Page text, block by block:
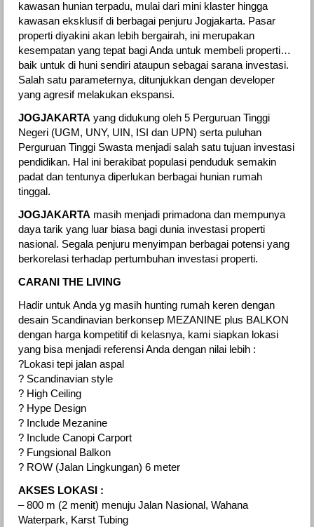
kawasan hunian terpadu, mulai dari mini klaster hingga
kawasan eksklusif di berbagai penjuru Jogjakarta. Pasar
properti diyakini akan lebih bergairah, ini merupakan
kesempatan yang tepat bagi Anda untuk membeli properti…
baik untuk di huni sendiri ataupun sebagai sarana investasi.
Salah satu parameternya, ditunjukkan dengan developer
yang agresif melakukan ekspansi.
JOGJAKARTA yang didukung oleh 5 Perguruan Tinggi
Negeri (UGM, UNY, UIN, ISI dan UPN) serta puluhan
Perguruan Tinggi Swasta menjadi salah satu tujuan investasi
pendidikan. Hal ini berakibat populasi penduduk semakin
padat dan tentunya diperlukan berbagai hunian rumah
tinggal.
JOGJAKARTA masih menjadi primadona dan mempunya
daya tarik yang luar biasa bagi dunia investasi properti
nasional. Segala penjuru menyimpan berbagai potensi yang
berkorelasi terhadap pertumbuhan investasi properti.
CARANI THE LIVING
Hadir untuk Anda yg masih hunting rumah keren dengan
desain Scandinavian berkonsep MEZANINE plus BALKON
dengan harga kompetitif di kelasnya, kami siapkan lokasi
yang bisa menjadi referensi Anda dengan nilai lebih :
?Lokasi tepi jalan aspal
? Scandinavian style
? High Ceiling
? Hype Design
? Include Mezanine
? Include Canopi Carport
? Fungsional Balkon
? ROW (Jalan Lingkungan) 6 meter
AKSES LOKASI :
– 800 m (2 menit) menuju Jalan Nasional, Wahana
Waterpark, Karst Tubing